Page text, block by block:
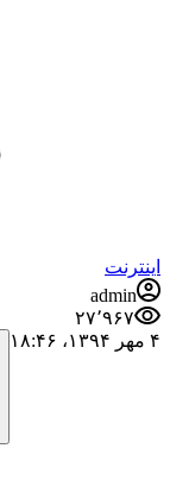
اینترنت
admin
۲۷٬۹۶۷
۴ مهر ۱۳۹۴،‏ ۱۸:۴۶